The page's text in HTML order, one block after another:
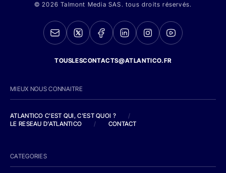
© 2026 Talmont Media SAS. tous droits réservés.
TOUSLESCONTACTS@ATLANTICO.FR
MIEUX NOUS CONNAITRE
ATLANTICO C'EST QUI, C'EST QUOI ?
/
LE RESEAU D'ATLANTICO
/ CONTACT
CATEGORIES